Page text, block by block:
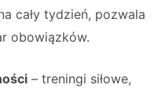
cały tydzień, pozwala
obowiązków.
– treningi siłowe,